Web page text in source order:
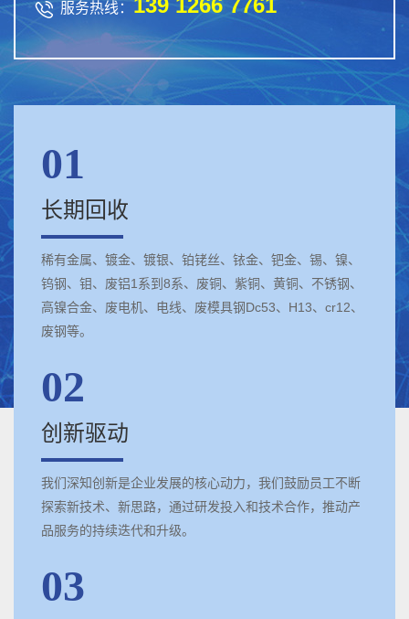
 服务热线：
01
长期回收
稀有金属、镀金、镀银、铂铑丝、铱金、钯金、锡、镍、
钨钢、钼、废铝1系到8系、废铜、紫铜、黄铜、不锈钢、
高镍合金、废电机、电线、废模具钢Dc53、H13、cr12、
废钢等。
02
创新驱动
我们深知创新是企业发展的核心动力，我们鼓励员工不断
探索新技术、新思路，通过研发投入和技术合作，推动产
品服务的持续迭代和升级。
03